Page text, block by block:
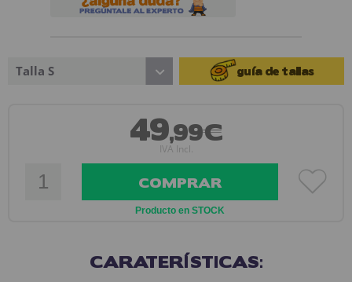
Talla S guía de tallas
49,99€
IVA Incl.
COMPRAR
Producto en STOCK
CARATERÍSTICAS: